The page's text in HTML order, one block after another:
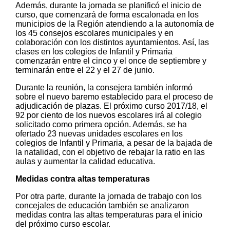
Además, durante la jornada se planificó el inicio de
curso, que comenzará de forma escalonada en los
municipios de la Región atendiendo a la autonomía de
los 45 consejos escolares municipales y en
colaboración con los distintos ayuntamientos. Así, las
clases en los colegios de Infantil y Primaria
comenzarán entre el cinco y el once de septiembre y
terminarán entre el 22 y el 27 de junio.
Durante la reunión, la consejera también informó
sobre el nuevo baremo establecido para el proceso de
adjudicación de plazas. El próximo curso 2017/18, el
92 por ciento de los nuevos escolares irá al colegio
solicitado como primera opción. Además, se ha
ofertado 23 nuevas unidades escolares en los
colegios de Infantil y Primaria, a pesar de la bajada de
la natalidad, con el objetivo de rebajar la ratio en las
aulas y aumentar la calidad educativa.
Medidas contra altas temperaturas
Por otra parte, durante la jornada de trabajo con los
concejales de educación también se analizaron
medidas contra las altas temperaturas para el inicio
del próximo curso escolar.